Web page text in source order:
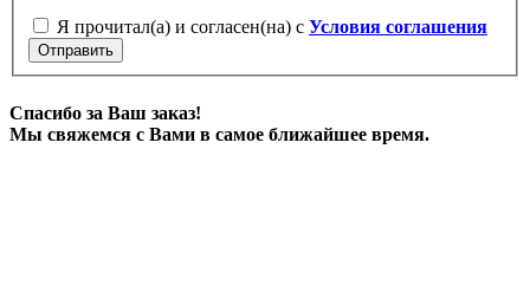
Я прочитал(а) и согласен(на) с Условия соглашения
Отправить
Спасибо за Ваш заказ!
Мы свяжемся с Вами в самое ближайшее время.